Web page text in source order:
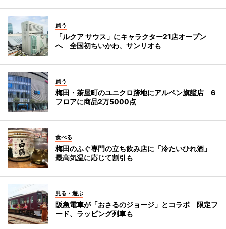
買う
「ルクア サウス」にキャラクター21店オープン
へ 全国初ちいかわ、サンリオも
買う
梅田・茶屋町のユニクロ跡地にアルペン旗艦店 6
フロアに商品2万5000点
食べる
梅田のふぐ専門の立ち飲み店に「冷たいひれ酒」
最高気温に応じて割引も
見る・遊ぶ
阪急電車が「おさるのジョージ」とコラボ 限定フ
ード、ラッピング列車も